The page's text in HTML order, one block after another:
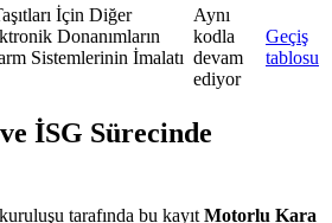
İçin Diğer
Donanımların
Sistemlerinin İmalatı
Aynı
kodla
devam
ediyor
Geçiş
tablosu
İSG Sürecinde
tarafında bu kayıt Motorlu Kara